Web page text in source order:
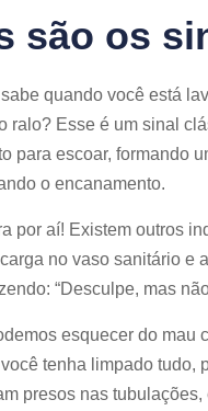
são os
quando você está
ralo? Esse é um sinal
para escoar, formando
o encanamento.
por aí! Existem outros
no vaso sanitário e
“Desculpe, mas
esquecer do mau
tenha limpado tudo,
presos nas